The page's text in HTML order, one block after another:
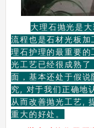
大理石抛光是
流程也是石材光板
理石护理的最重要
光工艺已经很成熟
面，基本还处于假
究, 对于我们正确地
从而改善抛光工艺,
重大的好处。